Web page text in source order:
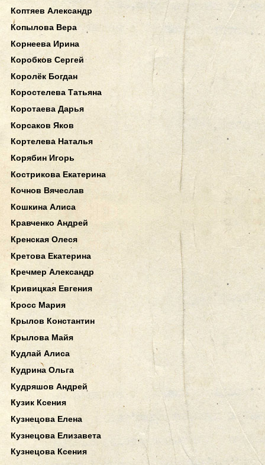
Коптяев Александр
Копылова Вера
Корнеева Ирина
Коробков Сергей
Королёк Богдан
Коростелева Татьяна
Коротаева Дарья
Корсаков Яков
Кортелева Наталья
Корябин Игорь
Кострикова Екатерина
Кочнов Вячеслав
Кошкина Алиса
Кравченко Андрей
Кренская Олеся
Кретова Екатерина
Кречмер Александр
Кривицкая Евгения
Кросс Мария
Крылов Константин
Крылова Майя
Кудлай Алиса
Кудрина Ольга
Кудряшов Андрей
Кузик Ксения
Кузнецова Елена
Кузнецова Елизавета
Кузнецова Ксения